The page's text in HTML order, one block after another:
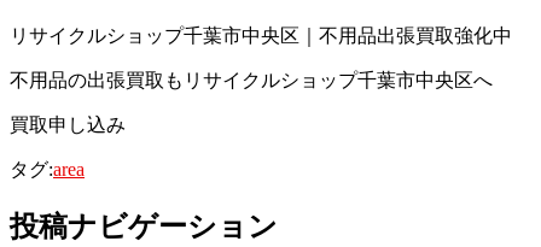
リサイクルショップ千葉市中央区｜不用品出張買取強化中
不用品の出張買取もリサイクルショップ千葉市中央区へ
買取申し込み
タグ:area
投稿ナビゲーション